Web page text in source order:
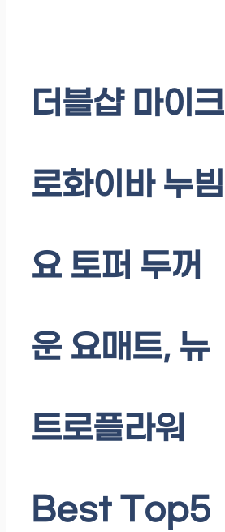
더블샵 마이크
로화이바 누빔
요 토퍼 두꺼
운 요매트, 뉴
트로플라워
Best Top5